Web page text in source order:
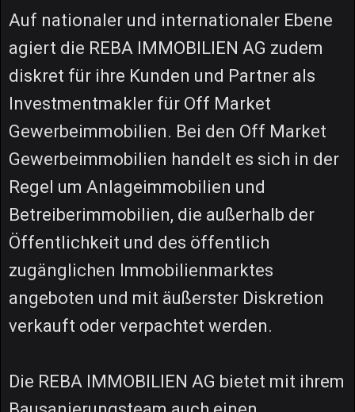
Auf nationaler und internationaler Ebene
agiert die REBA IMMOBILIEN AG zudem
diskret für ihre Kunden und Partner als
Investmentmakler für Off Market
Gewerbeimmobilien. Bei den Off Market
Gewerbeimmobilien handelt es sich in der
Regel um Anlageimmobilien und
Betreiberimmobilien, die außerhalb der
Öffentlichkeit und des öffentlich
zugänglichen Immobilienmarktes
angeboten und mit äußerster Diskretion
verkauft oder verpachtet werden.
Die REBA IMMOBILIEN AG bietet mit ihrem